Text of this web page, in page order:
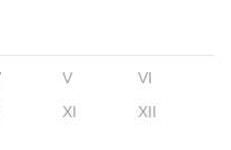
V
VI
XI XII